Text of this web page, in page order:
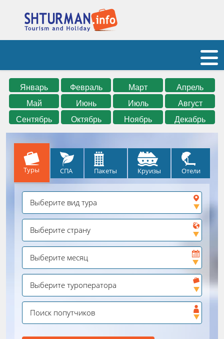
Январь Февраль Март
Апрель
Май
Июнь Июль
Август
Сентябрь
Октябрь Ноябрь Декабрь
Туры СПА Пакеты Круизы Отели